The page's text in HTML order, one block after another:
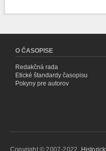
O ČASOPISE
Redakčná rada
Etické štandardy časopisu
Pokyny pre autorov